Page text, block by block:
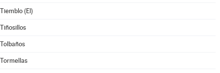
Tiemblo (El)
Tiñosillos
Tolbaños
Tormellas